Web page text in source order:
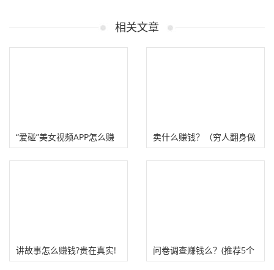
相关文章
“爱碰”美女视频APP怎么赚
钱?
卖什么赚钱？（穷人翻身做
什么小买卖赚钱）
讲故事怎么赚钱?贵在真实!
问卷调查赚钱么？(推荐5个